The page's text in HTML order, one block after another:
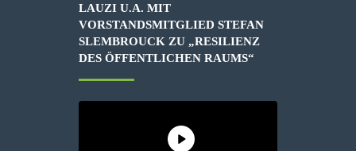
LAUZI U.A. MIT
VORSTANDSMITGLIED STEFAN
SLEMBROUCK ZU „RESILIENZ
DES ÖFFENTLICHEN RAUMS“